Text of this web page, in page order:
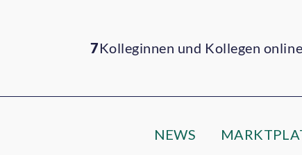
7Kolleginnen und Kollegen online
NEWS